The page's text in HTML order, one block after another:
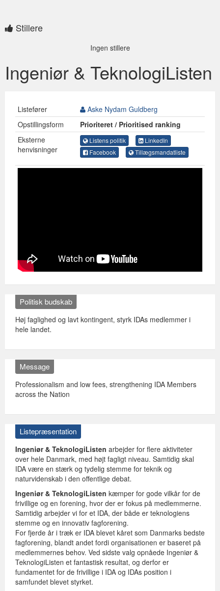
Stillere
Ingen stillere
Ingeniør & TeknologiListen
Listefører
Aske Nydam Guldberg
Opstillingsform
Prioriteret / Prioritised ranking
Eksterne
henvisninger
Listens politik
LinkedIn
Facebook
Tillægsmandatliste
Politisk budskab
Høj faglighed og lavt kontingent, styrk IDAs medlemmer i
hele landet.
Message
Professionalism and low fees, strengthening IDA Members
across the Nation
Listepræsentation
Ingeniør & TeknologiListen arbejder for flere aktiviteter
over hele Danmark, med højt fagligt niveau. Samtidig skal
IDA være en stærk og tydelig stemme for teknik og
naturvidenskab i den offentlige debat.
Ingeniør & TeknologiListen kæmper for gode vilkår for de
frivillige og en forening, hvor der er fokus på medlemmerne.
Samtidig arbejder vi for et IDA, der både er teknologiens
stemme og en innovativ fagforening.
For fjerde år i træk er IDA blevet kåret som Danmarks bedste
fagforening, blandt andet fordi organisationen er baseret på
medlemmernes behov. Ved sidste valg opnåede Ingeniør &
TeknologiListen et fantastisk resultat, og derfor er
fundamentet for de frivillige i IDA og IDAs position i
samfundet blevet styrket.